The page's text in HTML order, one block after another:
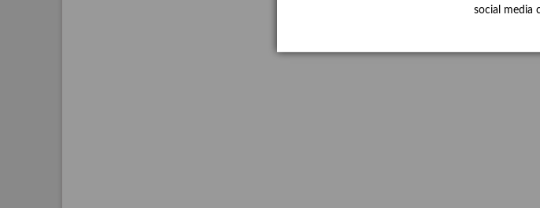
social media